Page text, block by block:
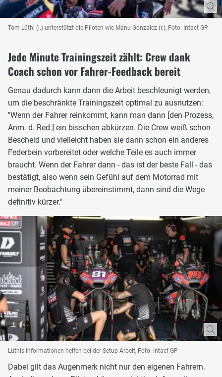
Tom Lüthi (l.) unterstützt die Piloten wie Manu Gonzalez (r.), Foto: Intact GP
Jede Minute Trainingszeit zählt: Crew dank
Coach schon vor Fahrer-Feedback bereit
Genau dadurch kann dann die Arbeit beschleunigt werden,
um die beschränkte Trainingszeit optimal zu ausnutzen:
"Wenn der Fahrer reinkommt, kann man dann [den Prozess,
Anm. d. Red.] ein bisschen abkürzen. Die Crew weiß schon
Bescheid und vielleicht haben sie dann schon ein anderes
Federbein vorbereitet oder welche Teile es auch immer
braucht. Wenn der Fahrer dann - das ist der beste Fall - das
bestätigt, also wenn sein Gefühl auf dem Motorrad mit
meiner Beobachtung übereinstimmt, dann sind die Wege
definitiv kürzer."
Lüthis Informationen helfen bei der Setup-Arbeit, Foto: Intact GP
Dabei gilt das Augenmerk nicht nur den eigenen Fahrern.